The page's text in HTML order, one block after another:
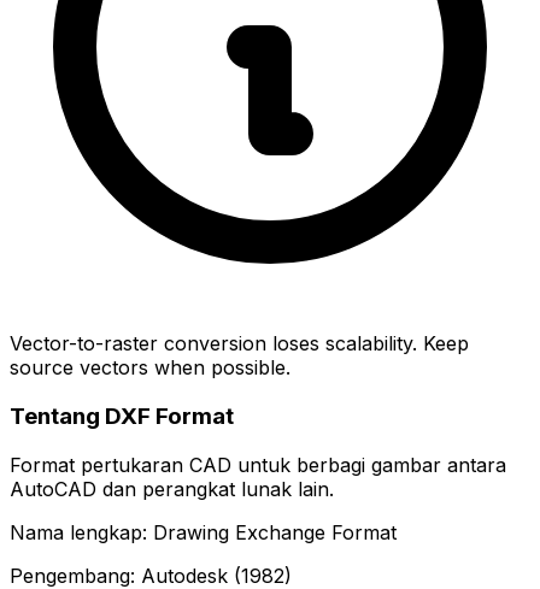
Vector-to-raster conversion loses scalability. Keep
source vectors when possible.
Tentang DXF Format
Format pertukaran CAD untuk berbagi gambar antara
AutoCAD dan perangkat lunak lain.
Nama lengkap: Drawing Exchange Format
Pengembang: Autodesk (1982)